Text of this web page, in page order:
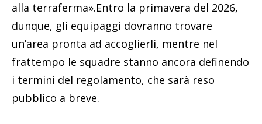
alla terraferma».Entro la primavera del 2026,
dunque, gli equipaggi dovranno trovare
un’area pronta ad accoglierli, mentre nel
frattempo le squadre stanno ancora definendo
i termini del regolamento, che sarà reso
pubblico a breve.